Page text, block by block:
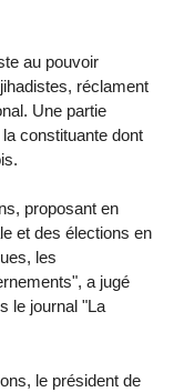
au pouvoir
réclament
Une partie
constituante dont
proposant en
et des élections en
les
a jugé
le journal "La
le président de